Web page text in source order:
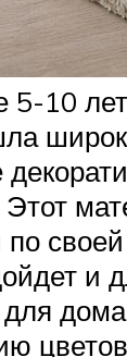
5-10
Этот
своей
и